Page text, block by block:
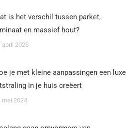
is het verschil tussen parket,
en massief hout?
april 2025
je met kleine aanpassingen een luxe
in je huis creëert
mei 2024